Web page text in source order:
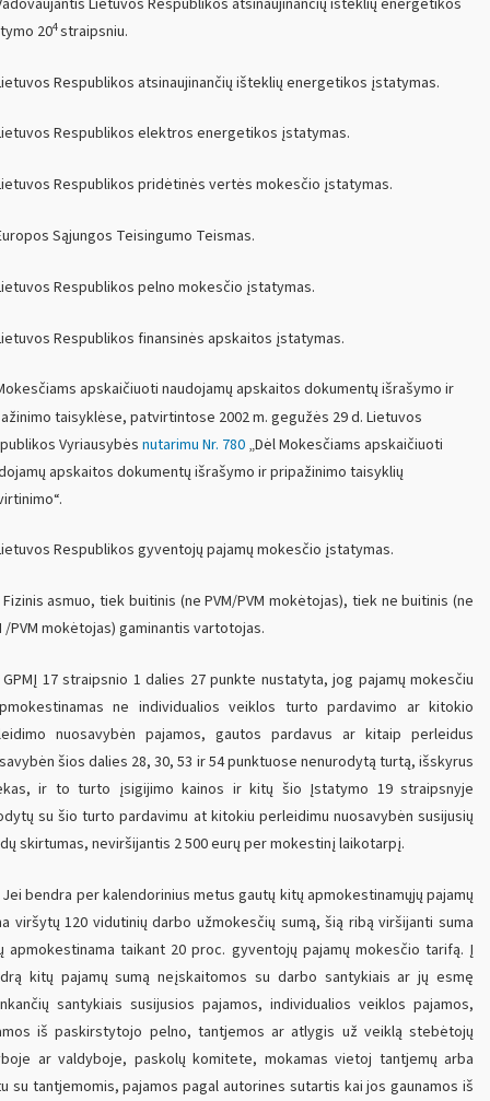
Lietuvos Respublikos atsinaujinančių išteklių energetikos
204straipsniu.
Respublikos atsinaujinančių išteklių energetikos įstatymas.
Respublikos elektros energetikos įstatymas.
Respublikos pridėtinės vertės mokesčio įstatymas.
Sąjungos Teisingumo Teismas.
Respublikos pelno mokesčio įstatymas.
Respublikos finansinės apskaitos įstatymas.
apskaičiuoti naudojamų apskaitos dokumentų išrašymo ir
taisyklėse, patvirtintose 2002 m. gegužės 29 d. Lietuvos
Vyriausybės nutarimu Nr. 780 „Dėl Mokesčiams apskaičiuoti
apskaitos dokumentų išrašymo ir pripažinimo taisyklių
Respublikos gyventojų pajamų mokesčio įstatymas.
Fizinis asmuo, tiek buitinis (ne PVM/PVM mokėtojas), tiek ne buitinis (ne
/PVM mokėtojas) gaminantis vartotojas.
GPMĮ 17 straipsnio 1 dalies 27 punkte nustatyta, jog pajamų mokesčiu
ne individualios veiklos turto pardavimo ar kitokio
nuosavybėn pajamos, gautos pardavus ar kitaip perleidus
šios dalies 28, 30, 53 ir 54 punktuose nenurodytą turtą, išskyrus
ir to turto įsigijimo kainos ir kitų šio Įstatymo 19 straipsnyje
su šio turto pardavimu at kitokiu perleidimu nuosavybėn susijusių
skirtumas, neviršijantis 2 500 eurų per mokestinį laikotarpį.
Jei bendra per kalendorinius metus gautų kitų apmokestinamųjų pajamų
viršytų 120 vidutinių darbo užmokesčių sumą, šią ribą viršijanti suma
apmokestinama taikant 20 proc. gyventojų pajamų mokesčio tarifą. Į
kitų pajamų sumą neįskaitomos su darbo santykiais ar jų esmę
santykiais susijusios pajamos, individualios veiklos pajamos,
iš paskirstytojo pelno, tantjemos ar atlygis už veiklą stebėtojų
ar valdyboje, paskolų komitete, mokamas vietoj tantjemų arba
su tantjemomis, pajamos pagal autorines sutartis kai jos gaunamos iš